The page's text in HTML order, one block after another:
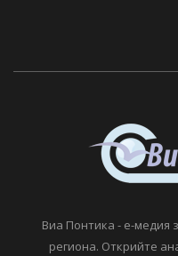
Виа Понтика - е-медия
региона. Открийте